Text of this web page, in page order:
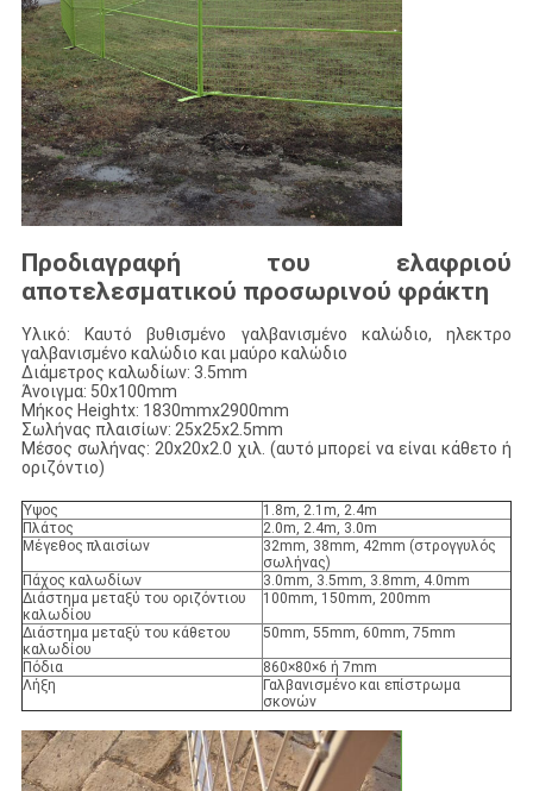
Προδιαγραφή του ελαφριού
αποτελεσματικού προσωρινού φράκτη
Υλικό: Καυτό βυθισμένο γαλβανισμένο καλώδιο, ηλεκτρο
γαλβανισμένο καλώδιο και μαύρο καλώδιο
Διάμετρος καλωδίων: 3.5mm
Άνοιγμα: 50x100mm
Μήκος Heightx: 1830mmx2900mm
Σωλήνας πλαισίων: 25x25x2.5mm
Μέσος σωλήνας: 20x20x2.0 χιλ. (αυτό μπορεί να είναι κάθετο ή
οριζόντιο)
Ύψος
1.8m, 2.1m, 2.4m
Πλάτος
2.0m, 2.4m, 3.0m
Μέγεθος πλαισίων
32mm, 38mm, 42mm (στρογγυλός
σωλήνας)
Πάχος καλωδίων
3.0mm, 3.5mm, 3.8mm, 4.0mm
Διάστημα μεταξύ του οριζόντιου
καλωδίου
100mm, 150mm, 200mm
Διάστημα μεταξύ του κάθετου
καλωδίου
50mm, 55mm, 60mm, 75mm
Πόδια
860×80×6 ή 7mm
Λήξη
Γαλβανισμένο και επίστρωμα
σκονών